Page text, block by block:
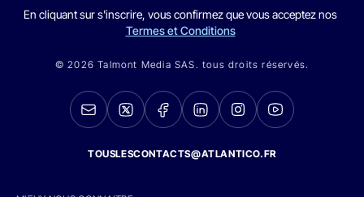
En cliquant sur s'inscrire, vous confirmez que vous acceptez nos
Termes et Conditions
© 2026 Talmont Media SAS. tous droits réservés.
TOUSLESCONTACTS@ATLANTICO.FR